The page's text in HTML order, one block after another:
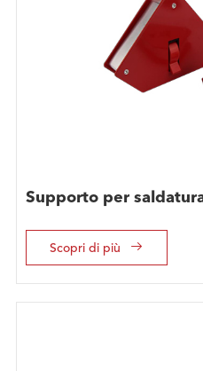
Supporto per
Scopri di più 